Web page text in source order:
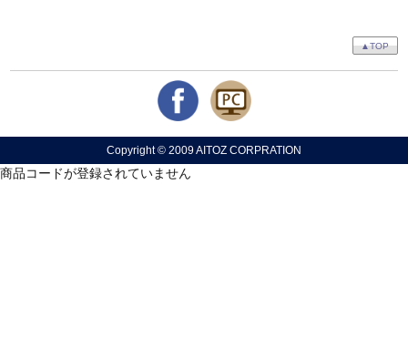
▲TOP
Copyright © 2009 AITOZ CORPRATION
商品コードが登録されていません